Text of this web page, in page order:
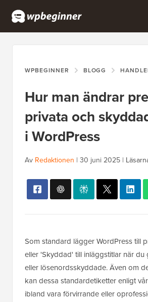
WPBEGINNER BLOGG
Hur man ändrar
privata och
i WordPress
Av Redaktionen | 30 juni 2025 |
Som standard lägger WordPress till
eller 'Skyddad' till inläggstitlar när du
eller lösenordsskyddade. Även om
kan dessa standardetiketter enligt
ibland vara förvirrande eller